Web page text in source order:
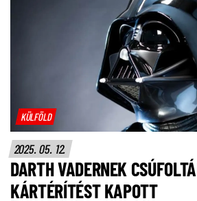
KÜLFÖLD
2025. 05. 12.
DARTH VADERNEK
KÁRTÉRÍTÉST KAPOTT